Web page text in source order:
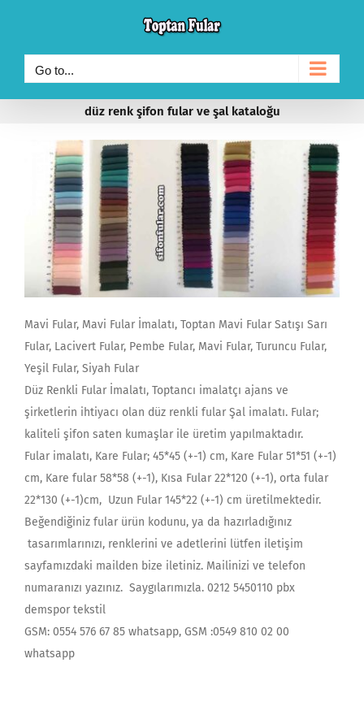
content
Go to...
düz renk şifon fular ve şal kataloğu
Mavi Fular, Mavi Fular İmalatı, Toptan Mavi Fular Satışı Sarı
Fular, Lacivert Fular, Pembe Fular, Mavi Fular, Turuncu Fular,
Yeşil Fular, Siyah Fular
Düz Renkli Fular İmalatı, Toptancı imalatçı ajans ve
şirketlerin ihtiyacı olan düz renkli fular Şal imalatı. Fular;
kaliteli şifon saten kumaşlar ile üretim yapılmaktadır.
Fular imalatı, Kare Fular; 45*45 (+-1) cm, Kare Fular 51*51 (+-1)
cm, Kare fular 58*58 (+-1), Kısa Fular 22*120 (+-1), orta fular
22*130 (+-1)cm, Uzun Fular 145*22 (+-1) cm üretilmektedir.
Beğendiğiniz fular ürün kodunu, ya da hazırladığınız
tasarımlarınızı, renklerini ve adetlerini lütfen iletişim
sayfamızdaki mailden bize iletiniz. Mailinizi ve telefon
numaranızı yazınız. Saygılarımızla. 0212 5450110 pbx
demspor tekstil
GSM: 0554 576 67 85 whatsapp, GSM :0549 810 02 00
whatsapp